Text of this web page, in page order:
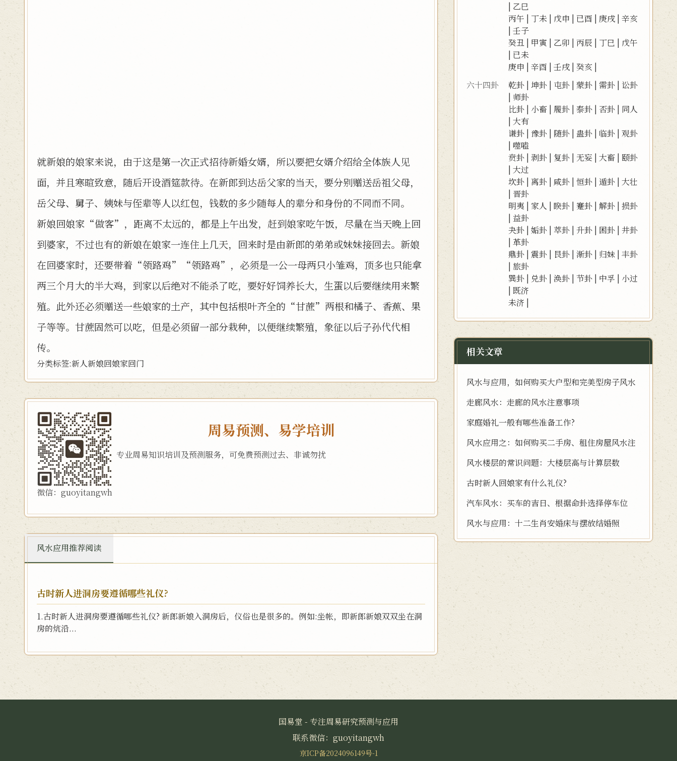
就新娘的娘家来说，由于这是第一次正式招待新婚女婿，所以要把女婿介绍给全体族人见
面，并且寒暄致意，随后开设酒筵款待。在新郎到达岳父家的当天，要分别赠送岳祖父母，
岳父母、舅子、姨妹与侄辈等人以红包，钱数的多少随每人的辈分和身份的不同而不同。
新娘回娘家“做客”，距离不太远的，都是上午出发，赶到娘家吃午饭，尽量在当天晚上回
到婆家，不过也有的新娘在娘家一连住上几天，回来时是由新郎的弟弟或妹妹接回去。新娘
在回婆家时，还要带着“领路鸡”“领路鸡”，必须是一公一母两只小雏鸡，顶多也只能拿
两三个月大的半大鸡，到家以后绝对不能杀了吃，要好好饲养长大，生蛋以后要继续用来繁
殖。此外还必须赠送一些娘家的土产，其中包括根叶齐全的“甘蔗”两根和橘子、香蕉、果
子等等。甘蔗固然可以吃，但是必须留一部分栽种，以便继续繁殖，象征以后子孙代代相
传。
分类标签:新人新娘回娘家回门
微信：guoyitangwh
周易预测、易学培训
专业周易知识培训及预测服务，可免费预测过去、非诚勿扰
风水应用推荐阅读
古时新人进洞房要遵循哪些礼仪?
1.古时新人进洞房要遵循哪些礼仪? 新郎新娘入洞房后，仪俗也是很多的。例如:坐帐，即新郎新娘双双坐在洞
房的炕沿...
| 乙巳
丙午 | 丁未 | 戊申 | 已酉 | 庚戌 |辛亥
|壬子
癸丑 | 甲寅 | 乙卯 |丙辰 | 丁巳 | 戊午
| 已未
庚申 |辛酉 |壬戌 |癸亥 |
六十四卦
乾卦 | 坤卦 | 屯卦 |蒙卦 |需卦 | 讼卦
| 师卦
比卦 | 小畜 | 履卦 |泰卦 | 否卦 | 同人
|大有
谦卦 |豫卦 | 随卦 | 蛊卦 | 临卦 |观卦
| 噬嗑
贲卦 | 剥卦 | 复卦 | 无妄 |大畜 | 颐卦
|大过
坎卦 |离卦 | 咸卦 |恒卦 |遁卦 |大壮
| 晋卦
明夷 |家人 |睽卦 | 蹇卦 |解卦 |损卦
| 益卦
夬卦 |姤卦 | 萃卦 |升卦 | 困卦 |井卦
|革卦
鼎卦 |震卦 | 艮卦 |渐卦 | 归妹 |丰卦
| 旅卦
巽卦 | 兑卦 |涣卦 |节卦 | 中孚 | 小过
| 既济
未济 |
相关文章
风水与应用，如何购买大户型和完美型房子风水
走廊风水：走廊的风水注意事项
家庭婚礼一般有哪些准备工作?
风水应用之：如何购买二手房、租住房屋风水注
风水楼层的常识问题：大楼层高与计算层数
古时新人回娘家有什么礼仪?
汽车风水：买车的吉日、根据命卦选择停车位
风水与应用：十二生肖安婚床与摆放结婚照
国易堂 - 专注周易研究预测与应用
联系微信：guoyitangwh
京ICP备2024096149号-1